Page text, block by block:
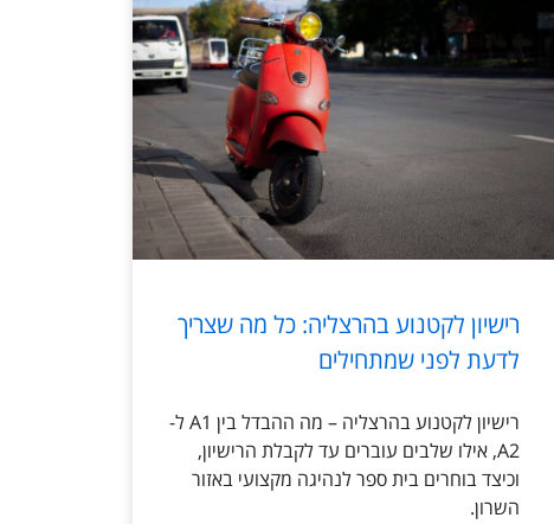
רישיון לקטנוע בהרצליה: כל מה שצריך
לדעת לפני שמתחילים
רישיון לקטנוע בהרצליה – מה ההבדל בין A1 ל-
A2, אילו שלבים עוברים עד לקבלת הרישיון,
וכיצד בוחרים בית ספר לנהיגה מקצועי באזור
השרון.